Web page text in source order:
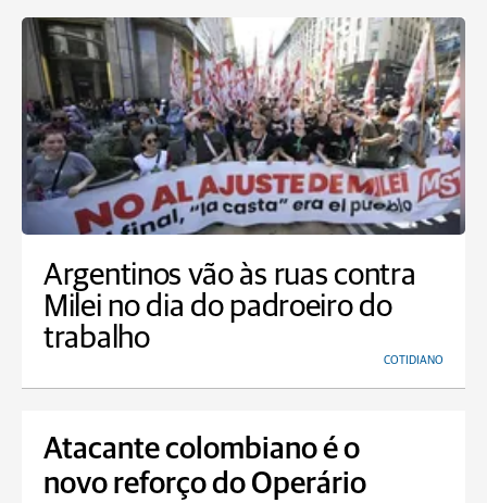
Argentinos vão às ruas contra
Milei no dia do padroeiro do
trabalho
COTIDIANO
Atacante colombiano é o
novo reforço do Operário